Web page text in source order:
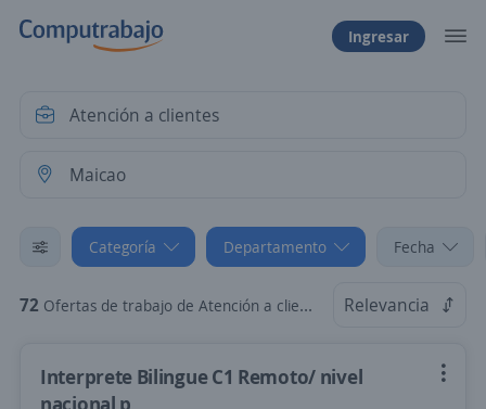
Ingresar
Categoría Departamento Fecha
72 Ofertas de trabajo de Atención a clientes en Maicao, La Guajira Relevancia
Interprete Bilingue C1 Remoto/ nivel
nacional p